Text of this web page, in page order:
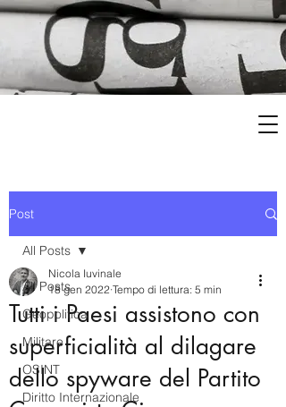
Post
All Posts
Geopolitica
Militare
OSINT
Diritto Internazionale
All Posts
Tutti i Paesi assistono con
superficialità al dilagare
dello spyware del Partito
Nicola Iuvinale
18 gen 2022 Tempo di lettura: 5 min